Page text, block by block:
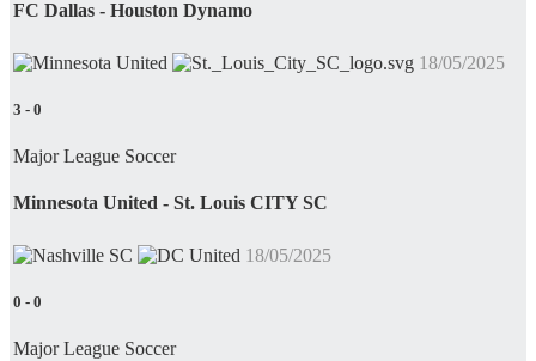
FC Dallas - Houston Dynamo
18/05/2025
3 - 0
Major League Soccer
Minnesota United - St. Louis CITY SC
18/05/2025
0 - 0
Major League Soccer